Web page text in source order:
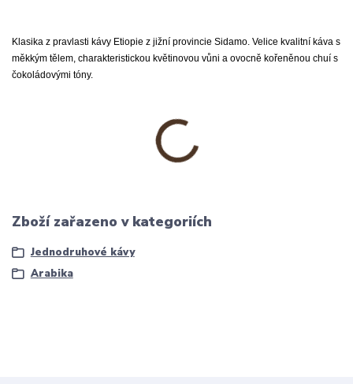
Klasika z pravlasti kávy Etiopie z jižní provincie Sidamo. Velice kvalitní káva s
měkkým tělem, charakteristickou květinovou vůni a ovocně kořeněnou chuí s
čokoládovými tóny.
Zboží zařazeno v kategoriích
Jednodruhové kávy
Arabika